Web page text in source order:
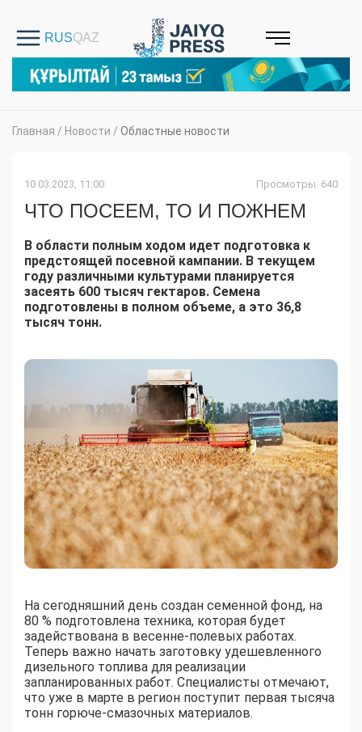
Главная / Новости / Областные новости
10.03.2023, 11:00 Просмотры: 640
ЧТО ПОСЕЕМ, ТО И ПОЖНЕМ
В области полным ходом идет подготовка к
предстоящей посевной кампании. В текущем
году различными культурами планируется
засеять 600 тысяч гектаров. Семена
подготовлены в полном объеме, а это 36,8
тысяч тонн.
На сегодняшний день создан семенной фонд, на
80 % подготовлена техника, которая будет
задействована в весенне-полевых работах.
Теперь важно начать заготовку удешевленного
дизельного топлива для реализации
запланированных работ. Специалисты отмечают,
что уже в марте в регион поступит первая тысяча
тонн горюче-смазочных материалов.